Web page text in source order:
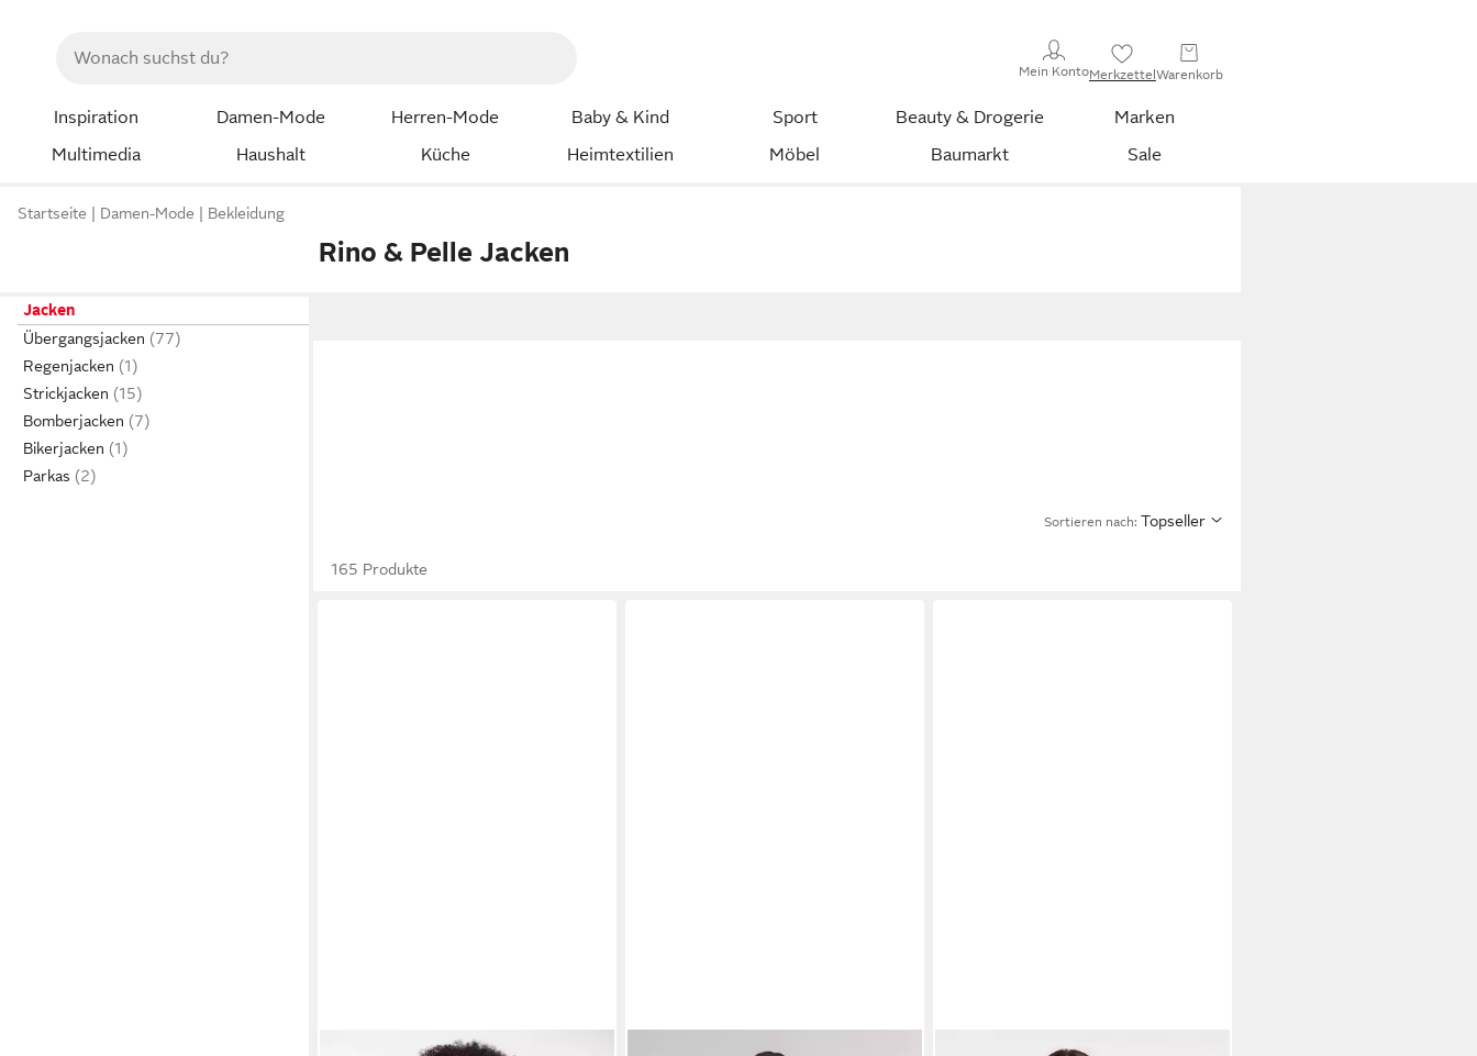
Mein KontoMerkzettelWarenkorb
Inspiration Damen-Mode Herren-Mode Baby & Kind Sport Beauty & Drogerie
Marken
Multimedia
Haushalt Küche Heimtextilien Möbel Baumarkt Sale
Startseite Damen-Mode Bekleidung
Rino & Pelle Jacken
Jacken
Übergangsjacken
Regenjacken
Strickjacken
Bomberjacken
Bikerjacken
Parkas
Sortieren nach: Topseller
165 Produkte